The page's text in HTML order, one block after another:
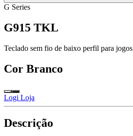
G Series
G915 TKL
Teclado sem fio de baixo perfil para jogos
Cor Branco
Logi Loja
Descrição